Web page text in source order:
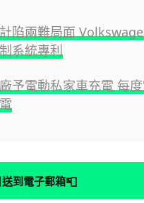
陷兩難局面
系統專利
予電動私家車充電 每
到電子郵箱📮